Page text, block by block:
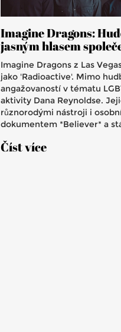
Imagine Dragons:
jasným hlasem
Imagine Dragons z Las
jako 'Radioactive'. Mimo
angažovaností v tématu
aktivity Dana Reynoldse.
různorodými nástroji i
dokumentem *Believer* a
Číst více